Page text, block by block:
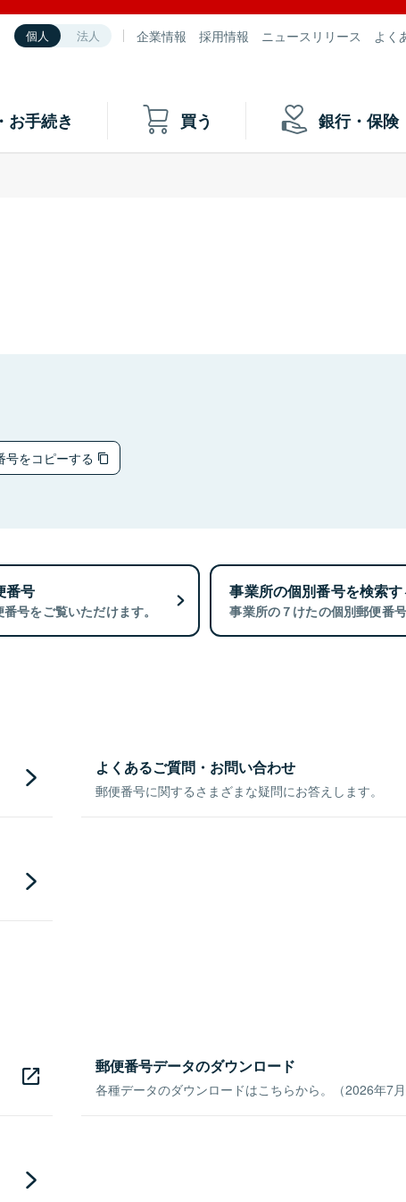
個人 法人 企業情報 採用情報 ニュースリリース よく
お手続き 買う 銀行・保険
号をコピーする
番号
号をご覧いただけます。
事業所の個別番号を検索す
事業所の７けたの個別郵便番
よくあるご質問・お問い合わせ
郵便番号に関するさまざまな疑問にお答えします。
郵便番号データのダウンロード
各種データのダウンロードはこちらから。（2026年7月